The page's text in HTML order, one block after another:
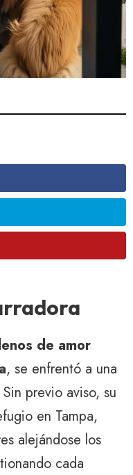
de amor
, se enfrentó a una
previo aviso, su
en Tampa,
alejándose los
cada